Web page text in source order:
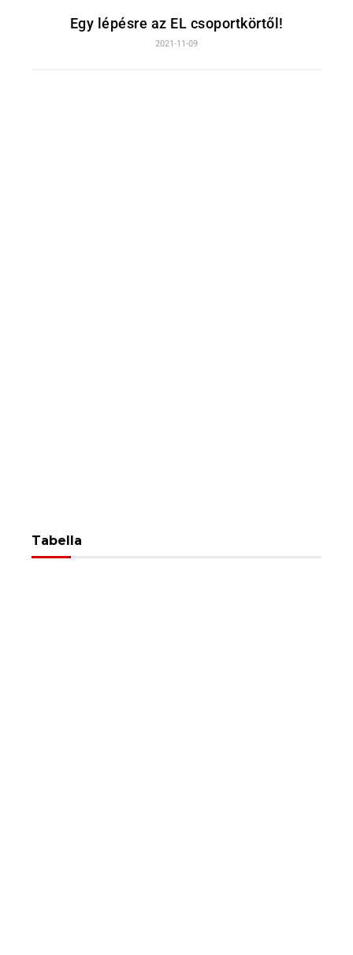
Egy lépésre az EL csoportkörtől!
2021-11-09
Tabella